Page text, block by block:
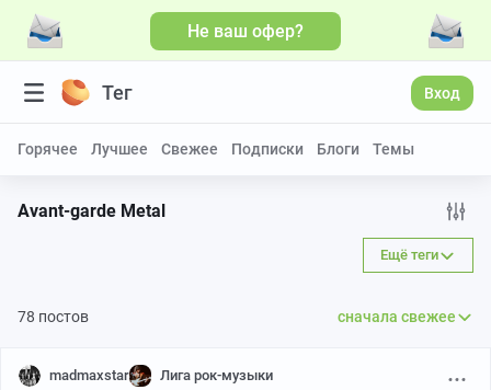
Не ваш офер?
Тег Вход
Горячее Лучшее Свежее Подписки Блоги Темы
Avant-garde Metal
Ещё теги
78 постов сначала свежее
madmaxstar Лига рок-музыки
Больше видео